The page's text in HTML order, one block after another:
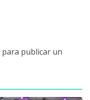
para publicar un